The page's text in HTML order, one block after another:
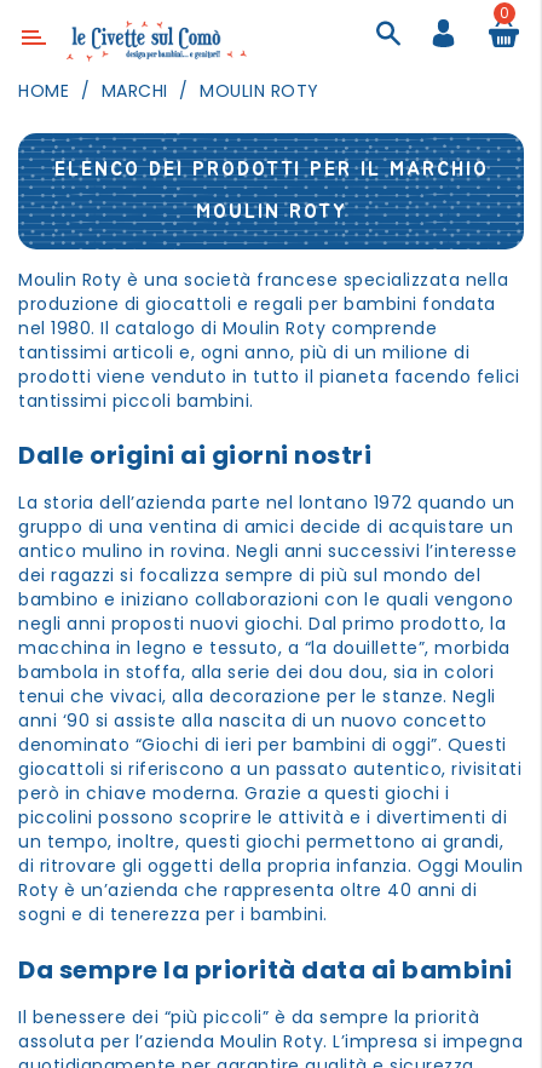
Categoria
ILLUMINAZIONE
TESSILI
DECORANDO
LE
PARETI
GIOCHI
GESTI
QUOTIDIANI
FESTE
EVENTI
OUTDOOR
PER
I
PIU'
GRANDI
0
HOME MARCHI MOULIN ROTY
ELENCO DEI PRODOTTI PER IL MARCHIO
MOULIN ROTY
Moulin Roty è una società francese specializzata nella
produzione di giocattoli e regali per bambini fondata
nel 1980. Il catalogo di Moulin Roty comprende
tantissimi articoli e, ogni anno, più di un milione di
prodotti viene venduto in tutto il pianeta facendo felici
tantissimi piccoli bambini.
Dalle origini ai giorni nostri
La storia dell’azienda parte nel lontano 1972 quando un
gruppo di una ventina di amici decide di acquistare un
antico mulino in rovina. Negli anni successivi l’interesse
dei ragazzi si focalizza sempre di più sul mondo del
bambino e iniziano collaborazioni con le quali vengono
negli anni proposti nuovi giochi. Dal primo prodotto, la
macchina in legno e tessuto, a “la douillette”, morbida
bambola in stoffa, alla serie dei dou dou, sia in colori
tenui che vivaci, alla decorazione per le stanze. Negli
anni ‘90 si assiste alla nascita di un nuovo concetto
denominato “Giochi di ieri per bambini di oggi”. Questi
giocattoli si riferiscono a un passato autentico, rivisitati
però in chiave moderna. Grazie a questi giochi i
piccolini possono scoprire le attività e i divertimenti di
un tempo, inoltre, questi giochi permettono ai grandi,
di ritrovare gli oggetti della propria infanzia. Oggi Moulin
Roty è un’azienda che rappresenta oltre 40 anni di
sogni e di tenerezza per i bambini.
Da sempre la priorità data ai bambini
Il benessere dei “più piccoli” è da sempre la priorità
assoluta per l’azienda Moulin Roty. L’impresa si impegna